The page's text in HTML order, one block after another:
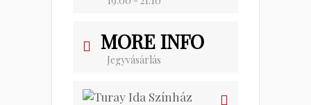
MORE INFO
Jegyvásárlás